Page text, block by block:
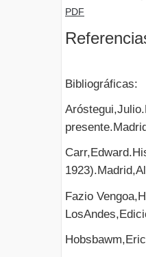
PDF
Bibliográficas:
Fazio